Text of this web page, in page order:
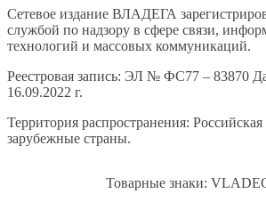
Сетевое издание ВЛАДЕГА
службой по надзору в сфере связи,
технологий и массовых коммуникаций.
Реестровая запись: ЭЛ № ФС77 – 83870
16.09.2022 г.
Территория распространения:
зарубежные страны.
Товарные знаки: